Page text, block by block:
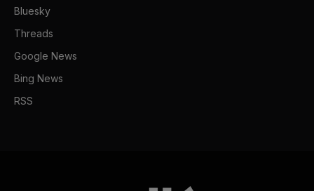
Bluesky
Threads
Google News
Bing News
RSS